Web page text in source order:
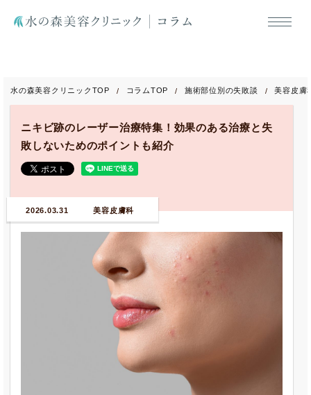
水の森美容クリニックTOP コラムTOP 施術部位別の失敗談 美容皮膚
ニキビ跡のレーザー治療特集！効果のある治療と失
敗しないためのポイントも紹介
2026.03.31 美容皮膚科